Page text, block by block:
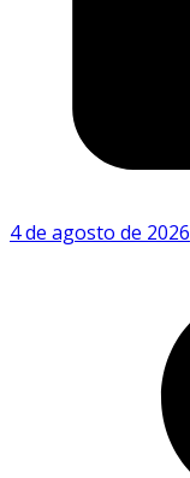
4 de agosto de 2026